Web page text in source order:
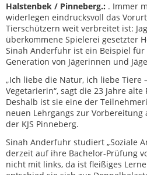
Halstenbek / Pinneberg.: . Immer
widerlegen eindrucksvoll das
Tierschützern weit verbreitet ist:
überkommene Spielerei gesetzter
Sinah Anderfuhr ist ein Beispiel
Generation von Jägerinnen und
„Ich liebe die Natur, ich liebe Tiere
Vegetarierin“, sagt die 23 Jahre alte
Deshalb ist sie eine der
neuen Lehrgangs zur
der KJS Pinneberg.
Sinah Anderfuhr studiert „Soziale
derzeit auf ihre Bachelor-Prüfung
nicht mit links, da ist fleißiges